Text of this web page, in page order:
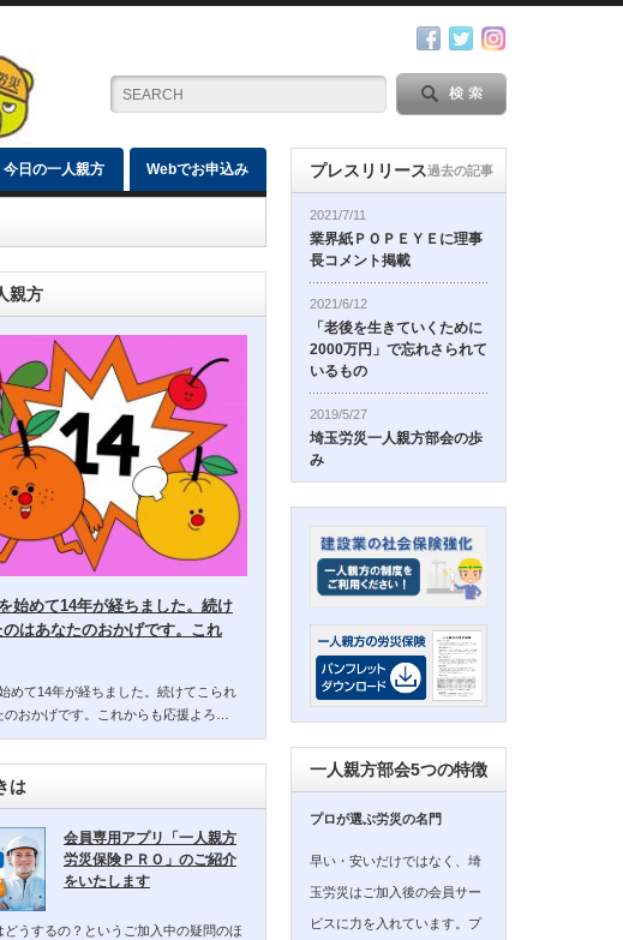
今日の一人親方 Webでお申込み
親方
始めて14年が経ちました。続け
はあなたのおかげです。これ
めて14年が経ちました。続けてこられ
のおかげです。これからも応援よろ…
は
会員専用アプリ「一人親方
労災保険ＰＲＯ」のご紹介
をいたします
どうするの？というご加入中の疑問のほ
プレスリリース
2021/7/11
業界紙ＰＯＰＥＹＥに理事
長コメント掲載
2021/6/12
「老後を生きていくために
2000万円」で忘れさられて
いるもの
2019/5/27
埼玉労災一人親方部会の歩
み
過去の記事
一人親方部会5つの特徴
プロが選ぶ労災の名門
早い・安いだけではなく、埼
玉労災はご加入後の会員サー
ビスに力を入れています。プ